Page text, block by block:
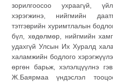
зорилгоосоо ухраагүй,
хэрэгжинэ, нийгмийн
тэтгэврийн хуримтлалын
бүл, хөдөлмөр, нийгмийн
удахгүй Улсын Их Хуралд
халамжийн бодлого
өргөн барьж, хэлэлцүүлнэ
Ж.Баярмаа үндэслэл